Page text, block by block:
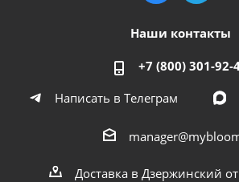
Наши контакты
+7 (800) 301-92-
Написать в Телеграм
Доставка в Дзержинский